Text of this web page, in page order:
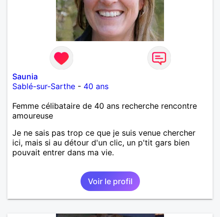
Saunia
Sablé-sur-Sarthe - 40 ans
Femme célibataire de 40 ans recherche rencontre
amoureuse
Je ne sais pas trop ce que je suis venue chercher
ici, mais si au détour d'un clic, un p'tit gars bien
pouvait entrer dans ma vie.
Voir le profil